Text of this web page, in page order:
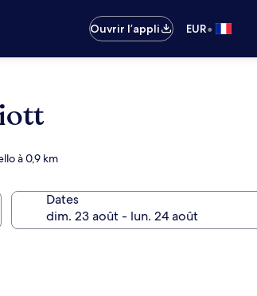
Ouvrir l’appli
EUR•
à 0,9 km
Dates